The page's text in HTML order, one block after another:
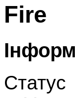
Fire
Статус